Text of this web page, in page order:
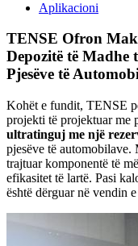
Aplikacioni
TENSE Ofron
Depozitë të Madhe
Pjesëve të
Kohët e fundit, TENSE
projekti të projektuar me
ultratinguj me një
pjesëve të automobilave.
trajtuar komponentë të
efikasitet të lartë. Pasi
është dërguar në vendin